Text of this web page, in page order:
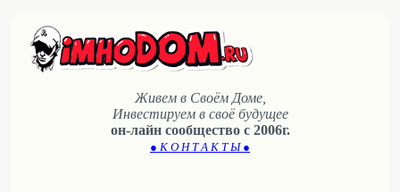
Живем в Своём Доме,
Инвестируем в своё будущее
он-лайн сообщество с 2006г.
● К О Н Т А К Т Ы ●